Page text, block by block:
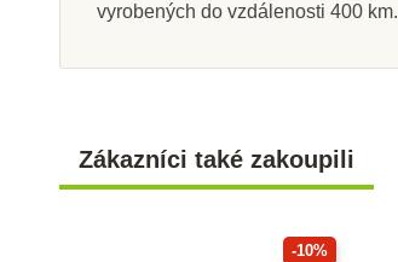
vyrobených do vzdálenosti 400 km.
Zákazníci také zakoupili
-10%